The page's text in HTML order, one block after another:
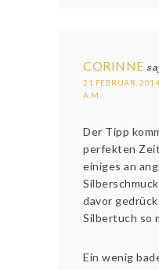
CORINNE
21 FEBRUAR,
A.M.
Der Tipp
perfekten
einiges an
davor
Silbertuch so
Ein wenig